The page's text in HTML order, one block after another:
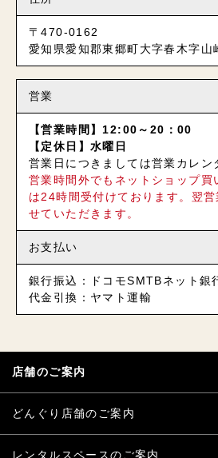
〒470-0162
愛知県愛知郡東郷町大字春木字山
営業
【営業時間】12:00～20：00
【定休日】水曜日
営業日につきましては営業カレン
営業時間外でもネットショップ買
は24時間受付けております。翌
せていただきます。
お支払い
銀行振込：ドコモSMTBネット銀
代金引換：ヤマト運輸
店舗のご案内
どんぐり店舗のご案内
レンタルスペースのご案内